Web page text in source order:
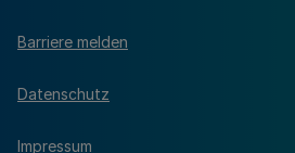
Barriere melden
Datenschutz
Impressum